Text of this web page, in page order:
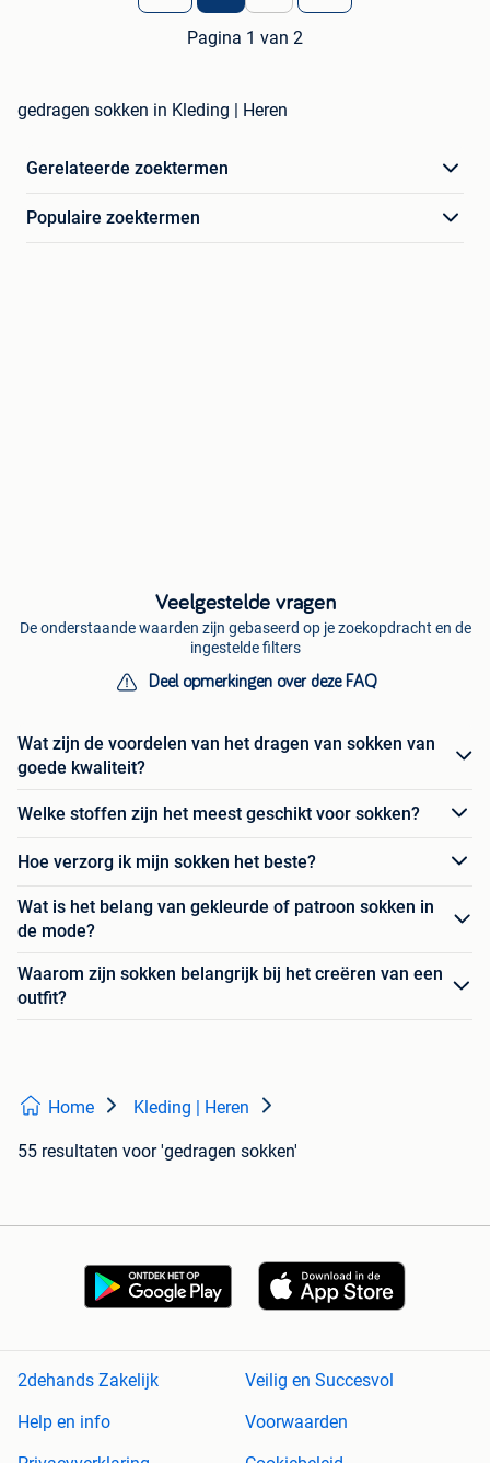
Pagina 1 van 2
gedragen sokken in Kleding | Heren
Gerelateerde zoektermen
Populaire zoektermen
Veelgestelde vragen
De onderstaande waarden zijn gebaseerd op je zoekopdracht en de
ingestelde filters
Deel opmerkingen over deze FAQ
Wat zijn de voordelen van het dragen van sokken van
goede kwaliteit?
Welke stoffen zijn het meest geschikt voor sokken?
Hoe verzorg ik mijn sokken het beste?
Wat is het belang van gekleurde of patroon sokken in
de mode?
Waarom zijn sokken belangrijk bij het creëren van een
outfit?
Home Kleding | Heren
55 resultaten voor 'gedragen sokken'
2dehands Zakelijk
Veilig en Succesvol
Help en info
Voorwaarden